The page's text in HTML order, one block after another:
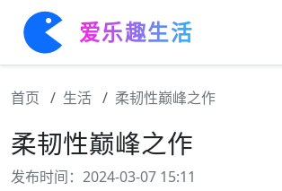
爱乐趣生活
首页 生活 柔韧性巅峰之作
柔韧性巅峰之作
发布时间：2024-03-07 15:11